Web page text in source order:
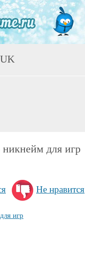
никнейм для игр
Не нравится
игр